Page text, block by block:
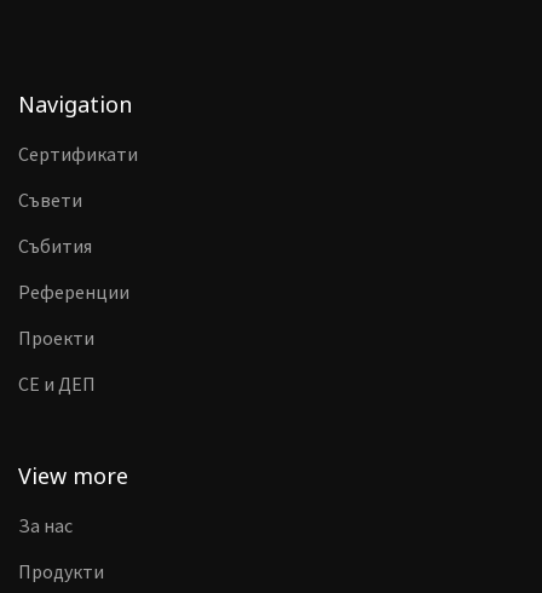
Navigation
Сертификати
Съвети
Събития
Референции
Проекти
CE и ДЕП
View more
За нас
Продукти